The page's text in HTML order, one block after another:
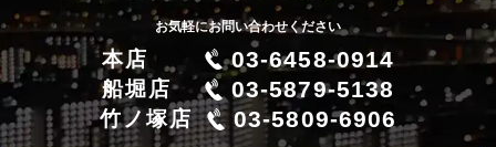
お気軽にお問い合わせください
本店 03-6458-0914
船堀店 03-5879-5138
竹ノ塚店 03-5809-6906